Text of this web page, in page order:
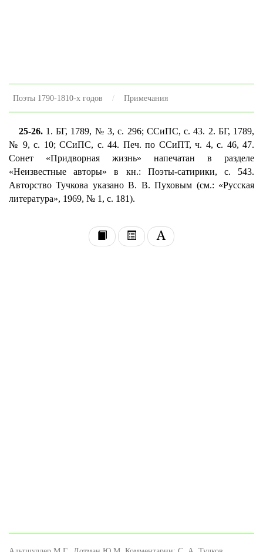
Поэты 1790-1810-х годов Примечания
25-26. 1. БГ, 1789, № 3, с. 296; ССиПС, с. 43. 2. БГ, 1789,
№ 9, с. 10; ССиПС, с. 44. Печ. по ССиПТ, ч. 4, с. 46, 47.
Сонет «Придворная жизнь» напечатан в разделе
«Неизвестные авторы» в кн.: Поэты-сатирики, с. 543.
Авторство Тучкова указано В. В. Пуховым (см.: «Русская
литература», 1969, № 1, с. 181).